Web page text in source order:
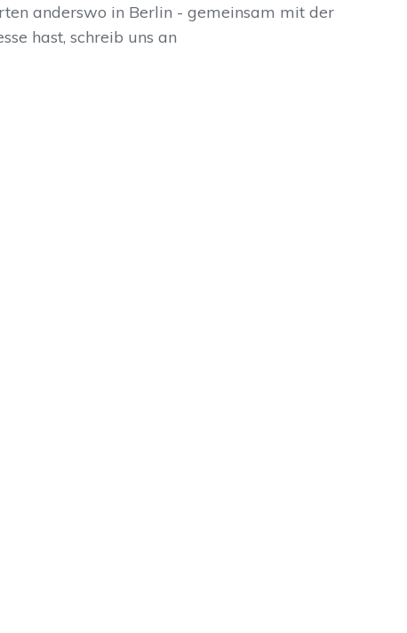
anderswo in Berlin - gemeinsam mit der
hast, schreib uns an